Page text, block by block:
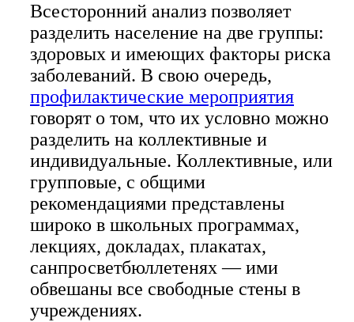
Всесторонний анализ позволяет
разделить население на две группы:
здоровых и имеющих факторы риска
заболеваний. В свою очередь,
профилактические мероприятия
говорят о том, что их условно можно
разделить на коллективные и
индивидуальные. Коллективные, или
групповые, с общими
рекомендациями представлены
широко в школьных программах,
лекциях, докладах, плакатах,
санпросветбюллетенях — ими
обвешаны все свободные стены в
учреждениях.